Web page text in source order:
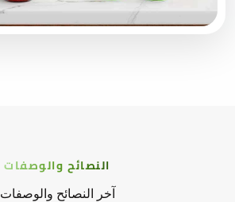
النصائح والوصفات
آخر النصائح والوصفات